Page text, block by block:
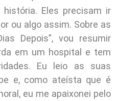
Eles precisam ir
ou algo assim. Sobre as
Depois”, vou resumir
em um hospital e tem
Eu leio as suas
e, como ateísta que é
eu me apaixonei pelo